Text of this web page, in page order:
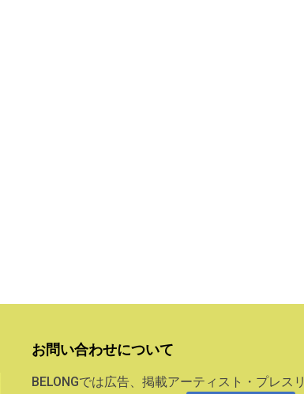
お問い合わせについて
BELONGでは広告、掲載アーティスト・プレスリ